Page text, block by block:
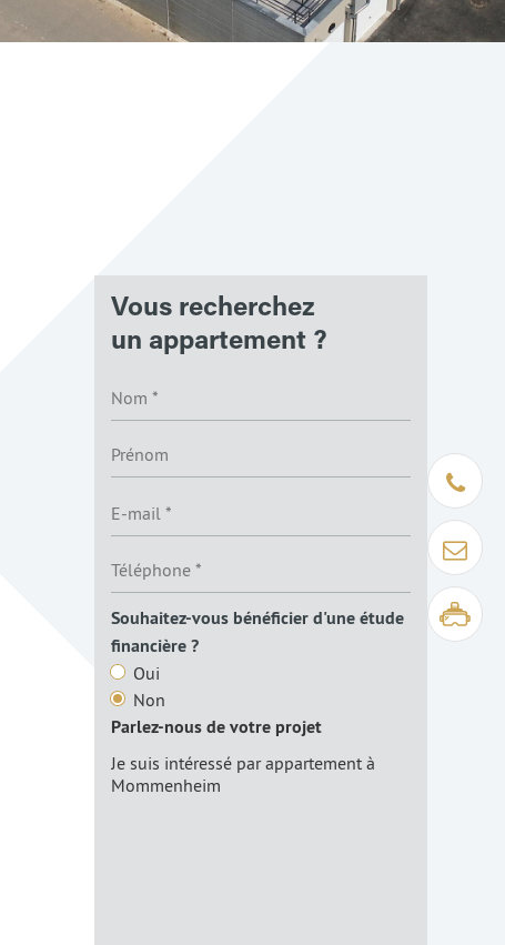
Être
Contact
Visite
Vous recherchez
un appartement ?
Souhaitez-vous bénéficier d'une étude
financière ?
Oui
Non
Parlez-nous de votre projet